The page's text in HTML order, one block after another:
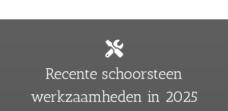
Recente schoorsteen
werkzaamheden in 2025